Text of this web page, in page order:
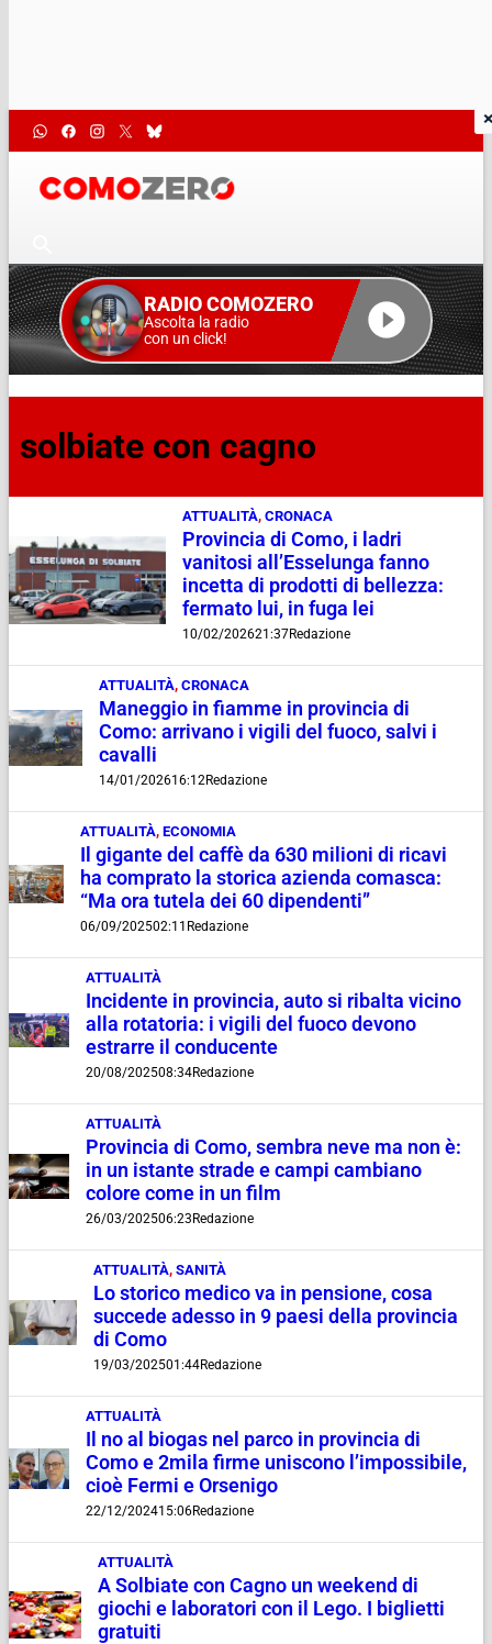
RADIO COMOZERO
Ascolta la radio
con un click!
solbiate con cagno
ATTUALITÀ, CRONACA
Provincia di Como, i ladri
vanitosi all’Esselunga fanno
incetta di prodotti di bellezza:
fermato lui, in fuga lei
10/02/202621:37Redazione
ATTUALITÀ,CRONACA
Maneggio in fiamme in provincia di
Como: arrivano i vigili del fuoco, salvi i
cavalli
14/01/202616:12Redazione
ATTUALITÀ, ECONOMIA
Il gigante del caffè da 630 milioni di ricavi
ha comprato la storica azienda comasca:
“Ma ora tutela dei 60 dipendenti”
06/09/202502:11 Redazione
ATTUALITÀ
Incidente in provincia, auto si ribalta vicino
alla rotatoria: i vigili del fuoco devono
estrarre il conducente
20/08/202508:34Redazione
ATTUALITÀ
Provincia di Como, sembra neve ma non è:
in un istante strade e campi cambiano
colore come in un film
26/03/202506:23Redazione
ATTUALITÀ,SANITÀ
Lo storico medico va in pensione, cosa
succede adesso in 9 paesi della provincia
di Como
19/03/202501:44Redazione
ATTUALITÀ
Il no al biogas nel parco in provincia di
Como e 2mila firme uniscono l’impossibile,
cioè Fermi e Orsenigo
22/12/202415:06Redazione
ATTUALITÀ
A Solbiate con Cagno un weekend di
giochi e laboratori con il Lego. I biglietti
gratuiti